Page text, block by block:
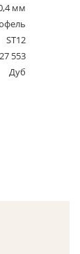
мм
ST12
27 553
Дуб